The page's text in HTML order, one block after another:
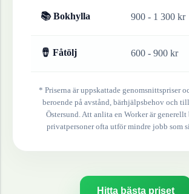
📚 Bokhylla 900 - 1 300 kr
🪘 Fåtölj 600 - 900 kr
* Priserna är uppskattade genomsnittspriser
beroende på avstånd, bärhjälpsbehov och
Östersund. Att anlita en Worker är
privatpersoner ofta utför mindre jobb som
Hitta bästa priset